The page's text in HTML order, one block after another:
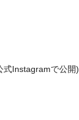
Instagramで公開)